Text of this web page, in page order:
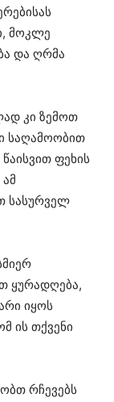
მოკლე
და ღრმა
კი ზემოთ
საღამოობით
ფეხის
სასურველ
ყურადღება,
იყოს
ის თქვენი
რჩევებს